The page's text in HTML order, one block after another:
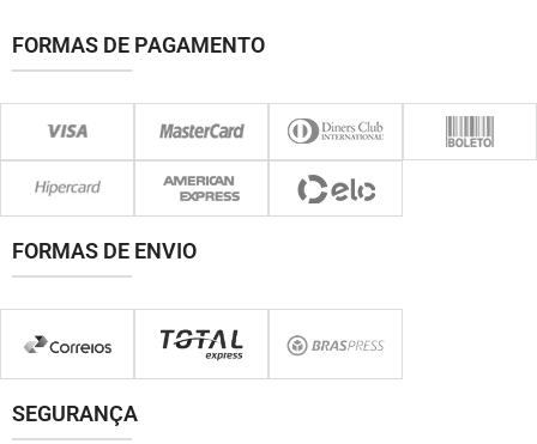
FORMAS DE PAGAMENTO
FORMAS DE ENVIO
SEGURANÇA